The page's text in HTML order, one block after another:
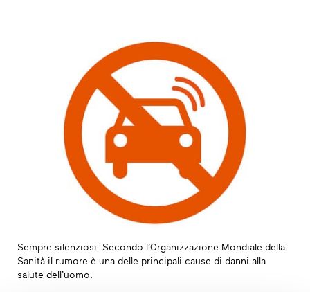
Sempre silenziosi. Secondo l’Organizzazione Mondiale della
Sanità il rumore è una delle principali cause di danni alla
salute dell’uomo.